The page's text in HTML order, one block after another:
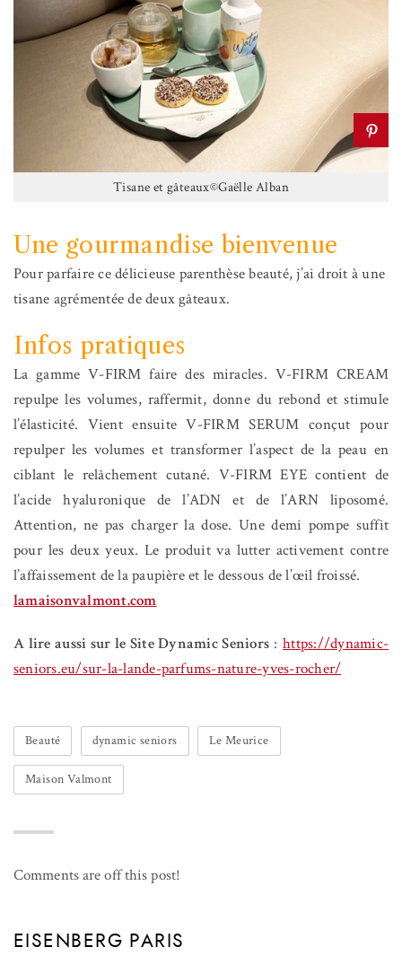
Tisane et gâteaux©Gaëlle Alban
Une gourmandise bienvenue
Pour parfaire ce délicieuse parenthèse beauté, j’ai droit à une
tisane agrémentée de deux gâteaux.
Infos pratiques
La gamme V-FIRM faire des miracles. V-FIRM CREAM
repulpe les volumes, raffermit, donne du rebond et stimule
l’élasticité. Vient ensuite V-FIRM SERUM conçut pour
repulper les volumes et transformer l’aspect de la peau en
ciblant le relâchement cutané. V-FIRM EYE contient de
l’acide hyaluronique de l’ADN et de l’ARN liposomé.
Attention, ne pas charger la dose. Une demi pompe suffit
pour les deux yeux. Le produit va lutter activement contre
l’affaissement de la paupière et le dessous de l’œil froissé.
lamaisonvalmont.com
A lire aussi sur le Site Dynamic Seniors :https://dynamic-
seniors.eu/sur-la-lande-parfums-nature-yves-rocher/
Beauté dynamic seniors Le Meurice
Maison Valmont
Comments are off this post!
EISENBERG PARIS